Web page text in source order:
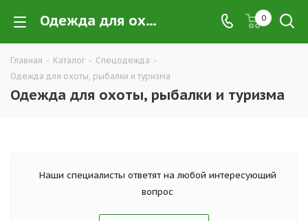
Одежда для охоты, рыбалки и туризма в Екатеринбурге купить недорого оптом и в розницу — интернет-магазин экипировки и одежды для охоты, рыбалки и туризма от производителя | Компания ТД УРАЛСИЗ 0
Главная - Каталог - Спецодежда -
Одежда для охоты, рыбалки и туризма
Одежда для охоты, рыбалки и туризма
Наши специалисты ответят на любой интересующий
вопрос